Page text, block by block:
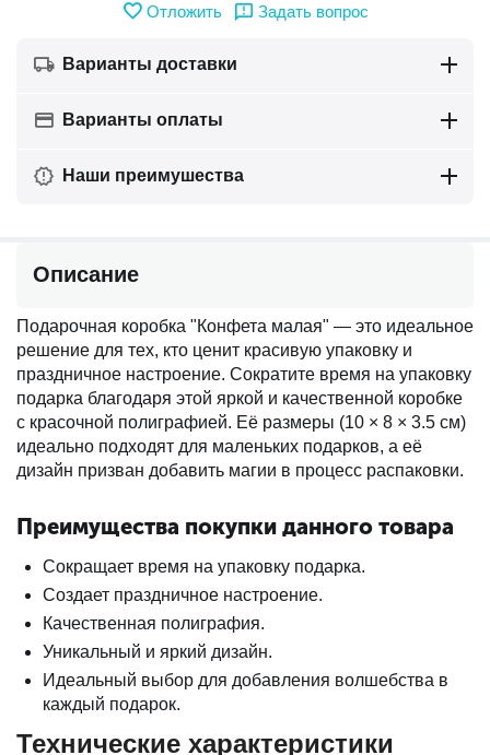
Отложить Задать вопрос
Варианты доставки
Варианты оплаты
Наши преимушества
Описание
Подарочная коробка "Конфета малая" — это идеальное
решение для тех, кто ценит красивую упаковку и
праздничное настроение. Сократите время на упаковку
подарка благодаря этой яркой и качественной коробке
с красочной полиграфией. Её размеры (10 × 8 × 3.5 см)
идеально подходят для маленьких подарков, а её
дизайн призван добавить магии в процесс распаковки.
Преимущества покупки данного товара
Сокращает время на упаковку подарка.
Создает праздничное настроение.
Качественная полиграфия.
Уникальный и яркий дизайн.
Идеальный выбор для добавления волшебства в
каждый подарок.
Технические характеристики